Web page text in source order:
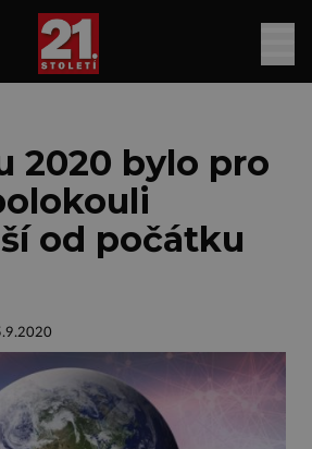
2020 bylo pro
od počátku